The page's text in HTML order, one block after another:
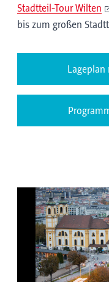
Stadtteil-Tour Wilten
bis zum großen